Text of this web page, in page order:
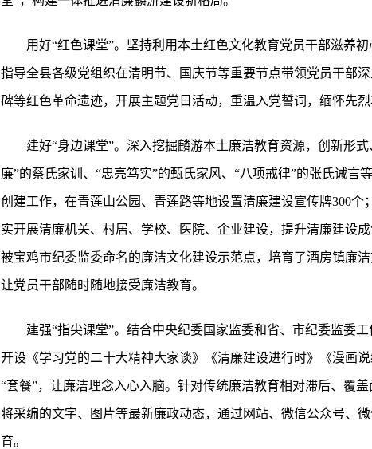
用好“红色课堂”。坚持利用本土红色文化教育党员干部滋养
指导全县各级党组织在清明节、国庆节等重要节点带领党员干部
碑等红色革命遗迹，开展主题党日活动，重温入党誓词，缅怀先
建好“身边课堂”。深入挖掘麟游本土廉洁教育资源，创新形
廉”的蔡氏家训、“忠亮笃实”的甄氏家风、“八项戒律”的张氏诫
创建工作，在青莲山公园、青莲路等地设置清廉建设宣传牌300
实开展清廉机关、村居、学校、医院、企业建设，提升清廉建设
被宝鸡市纪委监委命名的廉洁文化建设示范点，培育了酒房镇廉
让党员干部随时随地接受廉洁教育。
建强“指尖课堂”。结合中央纪委国家监委和省、市纪委监委
开设《学习党的二十大精神大家谈》《清廉建设进行时》《漫画
“套餐”，让廉洁理念入心入脑。针对传统廉洁教育相对滞后、覆
将采编的文字、图片等最新廉政动态，通过网站、微信公众号、
育。